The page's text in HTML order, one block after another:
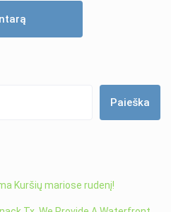
Paieška
Kuršių mariose rudenį!